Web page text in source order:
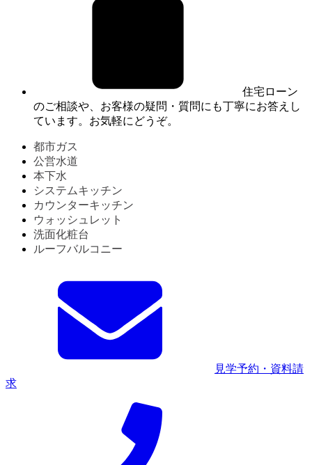
住宅ローン
のご相談や、お客様の疑問・質問にも丁寧にお答えし
ています。お気軽にどうぞ。
都市ガス
公営水道
本下水
システムキッチン
カウンターキッチン
ウォッシュレット
洗面化粧台
ルーフバルコニー
見学予約・資料請
求